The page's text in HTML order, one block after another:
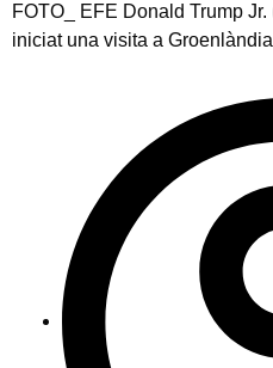
FOTO_ EFE Donald Trump
iniciat una visita a